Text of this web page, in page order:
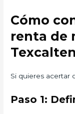
Cómo
renta de
Si quieres acertar
Paso 1: